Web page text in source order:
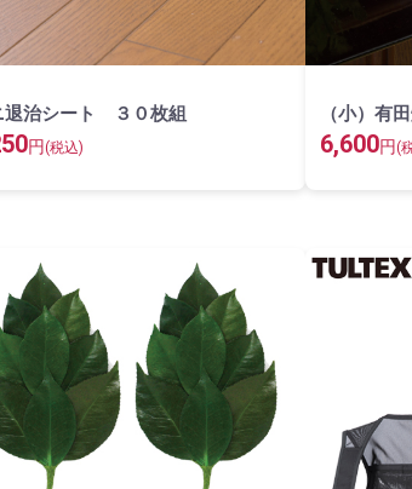
退治シート ３０枚組
円(税込)
（小）有
6,600円(